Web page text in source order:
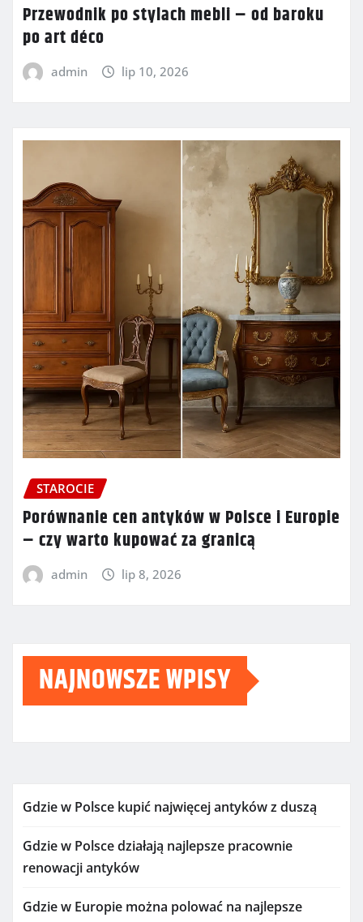
Przewodnik po stylach mebli – od baroku
po art déco
admin lip 10, 2026
STAROCIE
Porównanie cen antyków w Polsce i Europie
– czy warto kupować za granicą
admin lip 8, 2026
NAJNOWSZE WPISY
Gdzie w Polsce kupić najwięcej antyków z duszą
Gdzie w Polsce działają najlepsze pracownie
renowacji antyków
Gdzie w Europie można polować na najlepsze